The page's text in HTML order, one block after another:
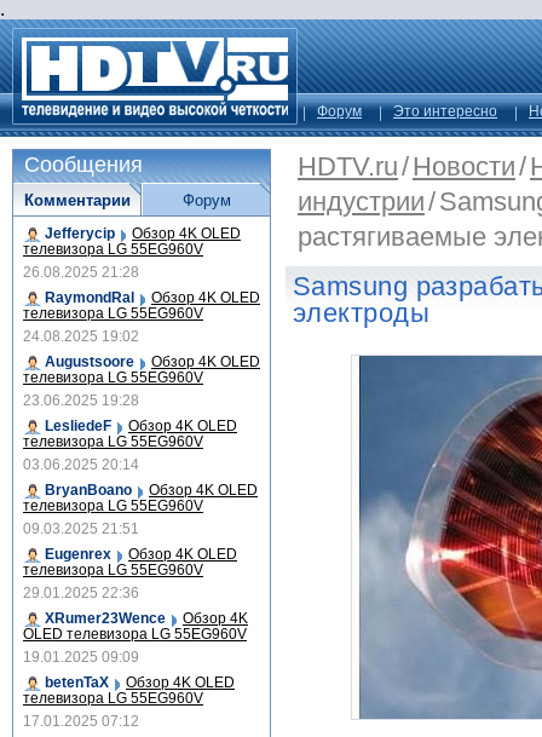
.
Форум Это интересно
HDTV.ru/Новости/
индустрии/
растягиваемые
Samsung
электроды
Сообщения
Комментарии
Jefferycip Обзор 4K OLED
телевизора LG 55EG960V
26.08.2025 21:28
RaymondRal
Обзор 4K OLED
телевизора LG 55EG960V
24.08.2025 19:02
Augustsoore
Обзор 4K OLED
телевизора LG 55EG960V
23.06.2025 19:28
LesliedeF
Обзор 4K OLED
телевизора LG 55EG960V
03.06.2025 20:14
BryanBoano
Обзор 4K OLED
телевизора LG 55EG960V
09.03.2025 21:51
Eugenrex
Обзор 4K OLED
телевизора LG 55EG960V
29.01.2025 22:36
XRumer23Wence
Обзор 4K
OLED телевизора LG 55EG960V
19.01.2025 09:09
betenTaX
Обзор 4K OLED
телевизора LG 55EG960V
17.01.2025 07:12
Форум